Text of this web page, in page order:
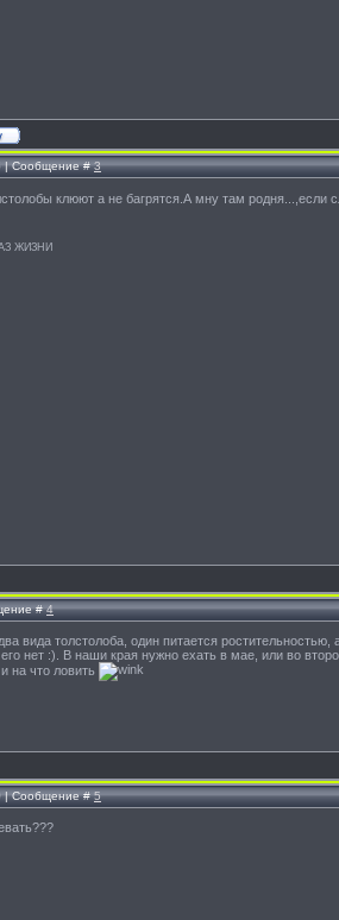
| Сообщение #3
клюют а не багрятся.А мну там
ЖИЗНИ
#4
вида толстолоба, один питается
нет :). В наши края нужно ехать в мае, или во
на что ловить
| Сообщение #5